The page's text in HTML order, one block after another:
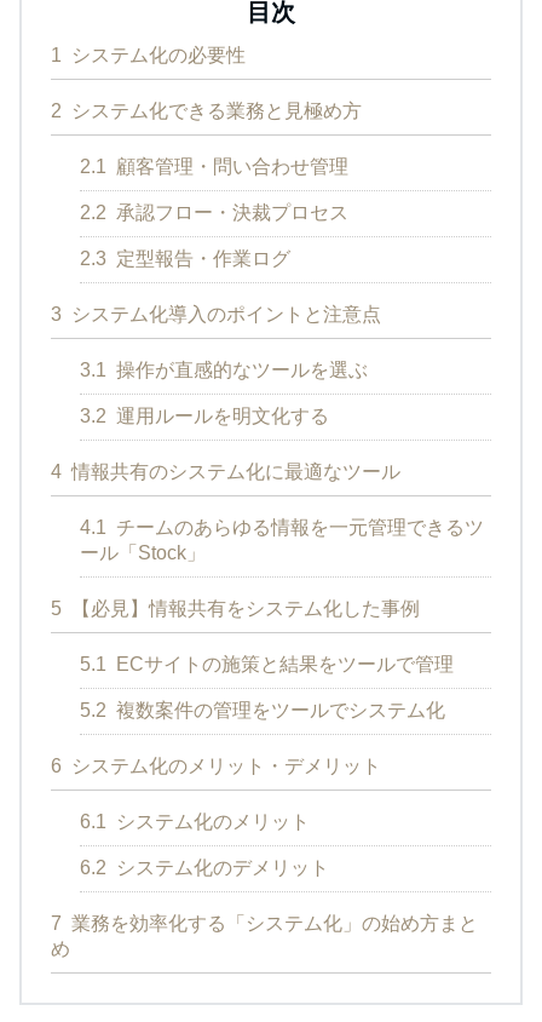
目次
1 システム化の必要性
2 システム化できる業務と見極め方
2.1 顧客管理・問い合わせ管理
2.2 承認フロー・決裁プロセス
2.3 定型報告・作業ログ
3 システム化導入のポイントと注意点
3.1 操作が直感的なツールを選ぶ
3.2 運用ルールを明文化する
4 情報共有のシステム化に最適なツール
4.1 チームのあらゆる情報を一元管理できるツ
ール「Stock」
5 【必見】情報共有をシステム化した事例
5.1 ECサイトの施策と結果をツールで管理
5.2 複数案件の管理をツールでシステム化
6 システム化のメリット・デメリット
6.1 システム化のメリット
6.2 システム化のデメリット
7 業務を効率化する「システム化」の始め方まと
め